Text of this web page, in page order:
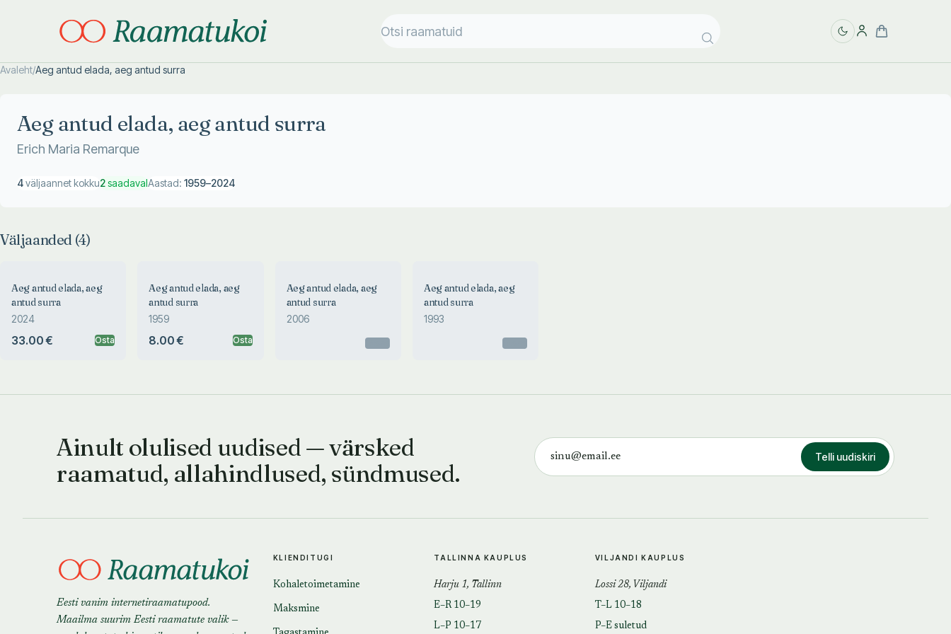
Avaleht/Aeg antud elada, aeg antud surra
Aeg antud elada, aeg antud surra
Erich Maria Remarque
4väljaannet kokku2saadavalAastad: 1959–2024
Väljaanded (4)
Aeg antud elada, aeg
antud surra
2024
33.00 € Osta
Aeg antud elada, aeg
antud surra
1959
8.00 € Osta
Aeg antud elada, aeg
antud surra
2006
Aeg antud elada, aeg
antud surra
1993
Ainult olulised uudised — värsked
raamatud, allahindlused, sündmused.
Telli uudiskiri
Eesti vanim internetiraamatupood.
Maailma suurim Eesti raamatute valik —
KLIENDITUGI
Kohaletoimetamine
Maksmine
TALLINNA KAUPLUS
Harju 1, Tallinn
E–R 10–19
L–P 10–17
VILJANDI KAUPLUS
Lossi 28, Viljandi
T–L 10–18
P–E suletud